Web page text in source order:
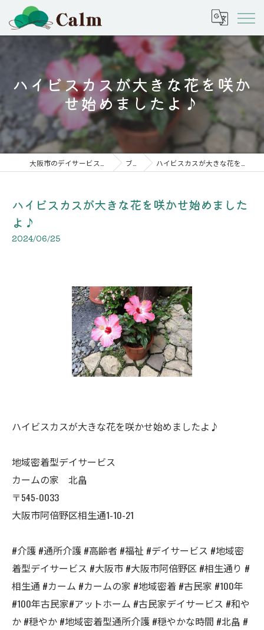
ハイビスカスが大きな花を咲か
せ始めましたよ♪
ブログ ハイビスカスが大きな花を咲かせ始めましたよ♪
ハイビスカスが大きな花を咲かせ始めました
よ♪
2024/06/25
ハイビスカスが大きな花を咲かせ始めましたよ♪
地域密着型デイサービス
カームの家 北畠
〒545-0033
大阪市阿倍野区相生通1-10-21
#介護 #通所介護 #高齢者 #福祉 #デイサービス #地域密
着型デイサービス #大阪市 #大阪市阿倍野区 #相生通り #
相生通 #カーム #カームの家 #地域密着 #古民家 #100年
#100年古民家#アットホーム #古民家デイサービス #和や
か #穏やか #地域密着型通所介護 #穏やかな時間 #北畠 #